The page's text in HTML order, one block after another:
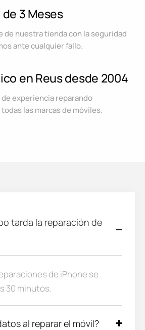
3 Meses
de nuestra tienda con la seguridad
ante cualquier fallo.
en Reus desde 2004
de experiencia reparando
las marcas de móviles.
tarda la reparación de
de iPhone se
30 minutos.
al reparar el móvil?